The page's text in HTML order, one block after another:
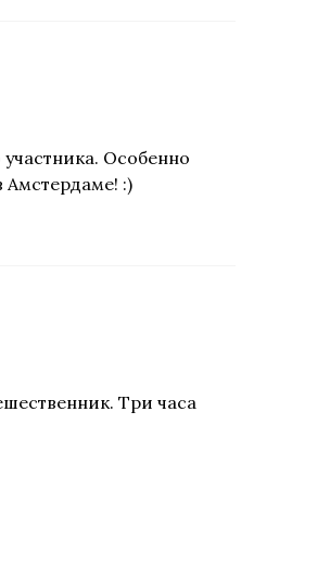
Особенно
Амстердаме! :)
Три часа